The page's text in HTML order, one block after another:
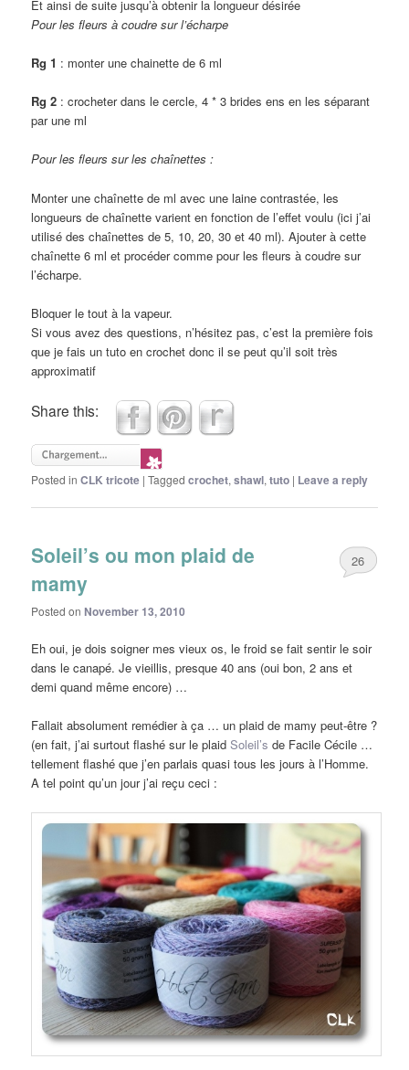
Et ainsi de suite jusqu’à obtenir la longueur désirée
Pour les fleurs à coudre sur l’écharpe
Rg 1 : monter une chainette de 6 ml
Rg 2 : crocheter dans le cercle, 4 * 3 brides ens en les séparant
par une ml
Pour les fleurs sur les chaînettes :
Monter une chaînette de ml avec une laine contrastée, les
longueurs de chaînette varient en fonction de l’effet voulu (ici j’ai
utilisé des chaînettes de 5, 10, 20, 30 et 40 ml). Ajouter à cette
chaînette 6 ml et procéder comme pour les fleurs à coudre sur
l’écharpe.
Bloquer le tout à la vapeur.
Si vous avez des questions, n’hésitez pas, c’est la première fois
que je fais un tuto en crochet donc il se peut qu’il soit très
approximatif
Share this:
Posted in CLK tricote |Tagged crochet,shawl,tuto | Leave a reply
Soleil’s ou mon plaid de
mamy
Posted on November 13, 2010
26
Eh oui, je dois soigner mes vieux os, le froid se fait sentir le soir
dans le canapé. Je vieillis, presque 40 ans (oui bon, 2 ans et
demi quand même encore) …
Fallait absolument remédier à ça … un plaid de mamy peut-être ?
(en fait, j’ai surtout flashé sur le plaidSoleil’s de Facile Cécile …
tellement flashé que j’en parlais quasi tous les jours à l’Homme.
A tel point qu’un jour j’ai reçu ceci :